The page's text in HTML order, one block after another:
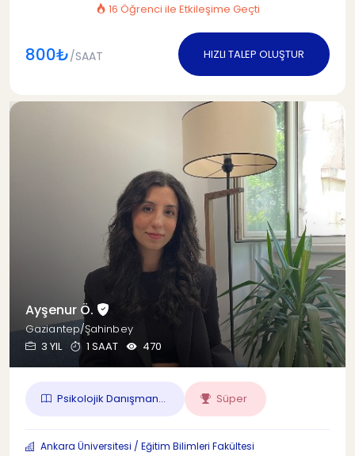
16 Öğrenci ile Etkileşime Geçti
800₺/SAAT HIZLI TALEP OLUŞTUR
Ayşenur Ö.
Gaziantep/Şahinbey
3 YIL
1 SAAT 470
Psikolojik Danışman... Süper
Ankara Üniversitesi / Eğitim Bilimleri Fakültesi